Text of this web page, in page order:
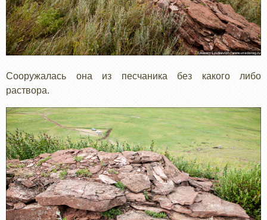
Сооружалась она из песчаника без какого либо
раствора.